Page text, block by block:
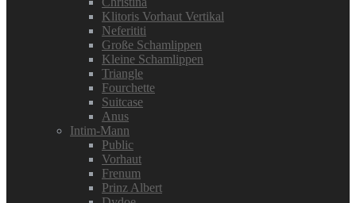
Klitoris Vorhaut Vertikal
Neferititi
Große Schamlippen
Kleine Schamlippen
Triangle
Fourchette
Suitcase
Anus
Intim-Mann
Public
Vorhaut
Frenum
Prinz Albert